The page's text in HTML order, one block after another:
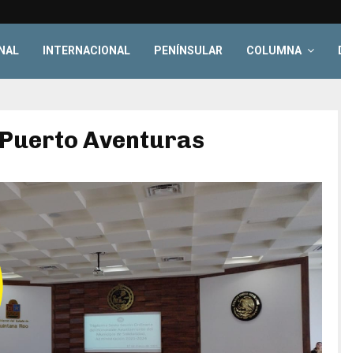
INTERNACIONAL PENÍNSULAR COLUMNA
Aventuras